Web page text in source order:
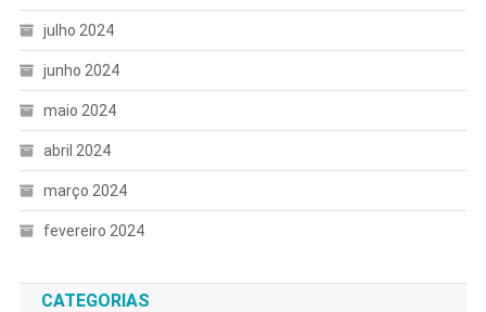
julho 2024
junho 2024
maio 2024
abril 2024
março 2024
fevereiro 2024
CATEGORIAS